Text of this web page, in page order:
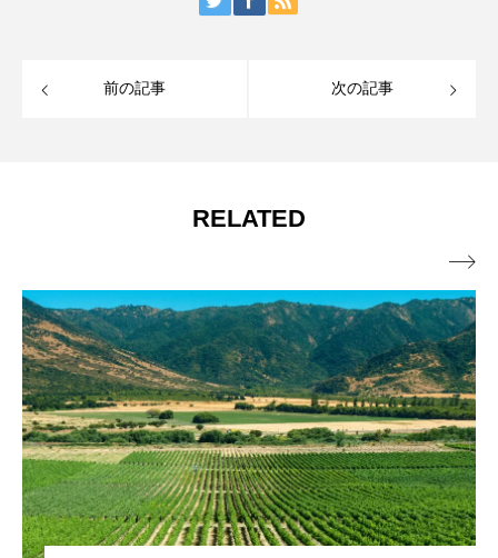
前の記事 次の記事
RELATED
